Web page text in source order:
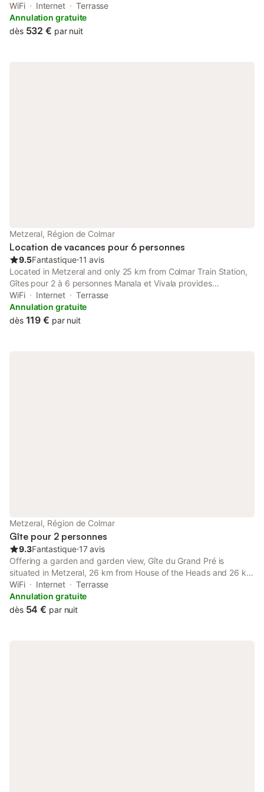
of its garden and barbecue facilities. A hot tub is available for
guests.
WiFi Internet
Terrasse
Annulation gratuite
dès 532 € par nuit
Metzeral, Région de Colmar
Location de vacances pour 6 personnes
9.5Fantastique⋅11 avis
Located in Metzeral and only 25 km from Colmar Train Station,
Gîtes pour 2 à 6 personnes Manala et Vivala provides
accommodation with garden views, free WiFi and free private
parking.
WiFi Internet
Terrasse
Annulation gratuite
dès 119 € par nuit
Metzeral, Région de Colmar
Gîte pour 2 personnes
9.3Fantastique⋅17 avis
Offering a garden and garden view, Gîte du Grand Pré is
situated in Metzeral, 26 km from House of the Heads and 26 km
from Saint-Martin Collegiate Church. Both free WiFi and parking
on-site are accessible at the apartment free of charge.
WiFi Internet
Terrasse
Annulation gratuite
dès 54 € par nuit